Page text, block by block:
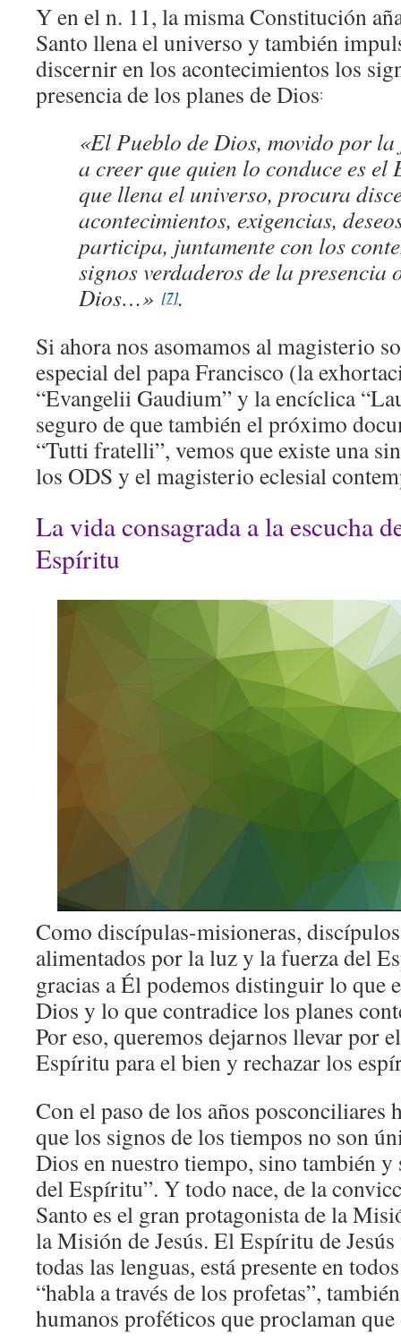
Y en el n. 11, la misma Constitución
Santo llena el universo y también
discernir en los acontecimientos los
presencia de los planes de Dios:
«El Pueblo de Dios, movido por la
a creer que quien lo conduce es el
que llena el universo, procura
acontecimientos, exigencias,
participa, juntamente con los
signos verdaderos de la presencia
Dios…»[7].
Si ahora nos asomamos al magisterio
especial del papa Francisco (la
“Evangelii Gaudium” y la encíclica
seguro de que también el próximo
“Tutti fratelli”, vemos que existe una
los ODS y el magisterio eclesial
La vida consagrada a la escucha
Espíritu
Como discípulas-misioneras,
alimentados por la luz y la fuerza del
gracias a Él podemos distinguir lo que
Dios y lo que contradice los planes
Por eso, queremos dejarnos llevar por
Espíritu para el bien y rechazar los
Con el paso de los años posconciliares
que los signos de los tiempos no son
Dios en nuestro tiempo, sino también y
del Espíritu”. Y todo nace, de la
Santo es el gran protagonista de la
la Misión de Jesús. El Espíritu de
todas las lenguas, está presente en
“habla a través de los profetas”,
humanos proféticos que proclaman